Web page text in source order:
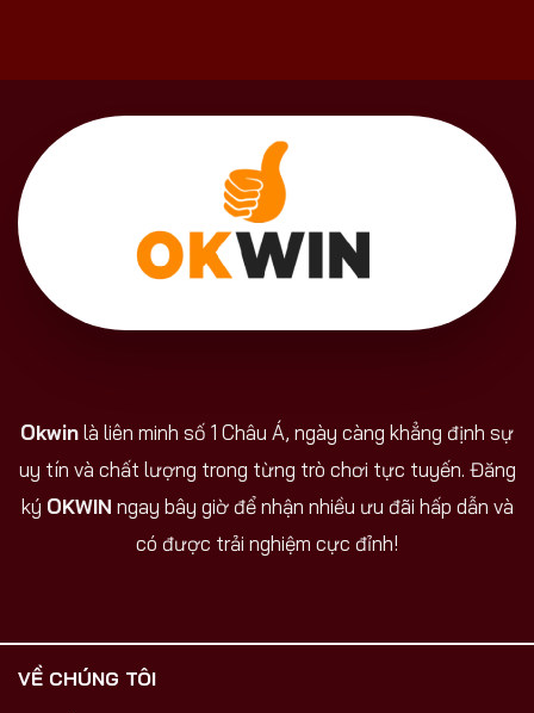
Okwinlà liên minh số 1 Châu Á, ngày càng khẳng định sự
uy tín và chất lượng trong từng trò chơi tực tuyến. Đăng
ký OKWIN ngay bây giờ để nhận nhiều ưu đãi hấp dẫn và
có được trải nghiệm cực đỉnh!
VỀ CHÚNG TÔI